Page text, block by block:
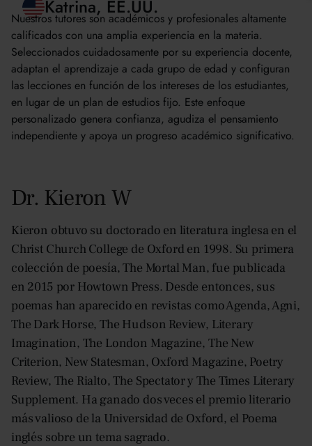
Brett, EE.UU.
Katrina, EE.UU.
Nuestros tutores son académicos y profesionales altamente
calificados con una amplia experiencia en la materia.
Seleccionados cuidadosamente por su experiencia docente,
adaptan el aprendizaje a cada grupo de edad y configuran
las lecciones en función de los intereses de los estudiantes,
en lugar de un plan de estudios fijo. Este enfoque
personalizado genera confianza, agudiza el pensamiento
independiente y apoya un progreso académico significativo.
Dr. Kieron W
Kieron obtuvo su doctorado en literatura inglesa en el
Christ Church College de Oxford en 1998. Su primera
colección de poesía, The Mortal Man, fue publicada
en 2015 por Howtown Press. Desde entonces, sus
poemas han aparecido en revistas como Agenda, Agni,
The Dark Horse, The Hudson Review, Literary
Imagination, The London Magazine, The New
Criterion, New Statesman, Oxford Magazine, Poetry
Review, The Rialto, The Spectator y The Times Literary
Supplement. Ha ganado dos veces el premio literario
más valioso de la Universidad de Oxford, el Poema
inglés sobre un tema sagrado.